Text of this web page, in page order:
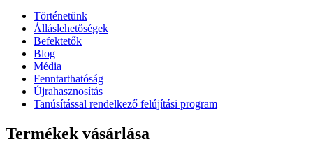
Történetünk
Álláslehetőségek
Befektetők
Blog
Média
Fenntarthatóság
Újrahasznosítás
Tanúsítással rendelkező felújítási program
Termékek vásárlása